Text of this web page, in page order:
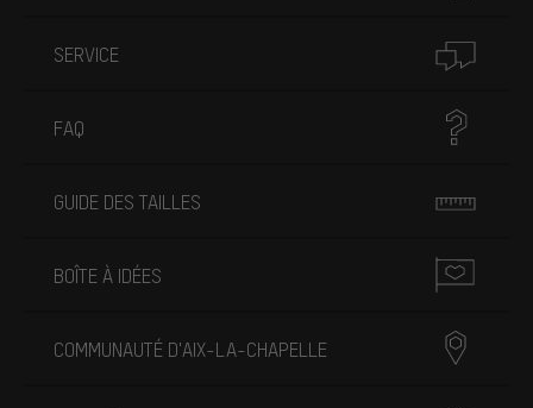
SERVICE
FAQ
GUIDE DES TAILLES
BOÎTE À IDÉES
COMMUNAUTÉ D'AIX-LA-CHAPELLE